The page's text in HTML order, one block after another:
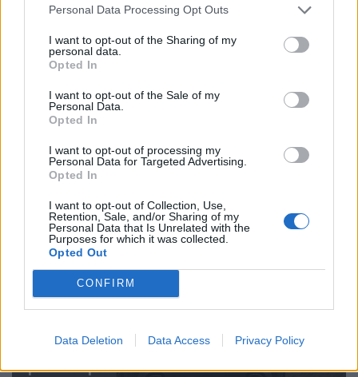
Personal Data Processing Opt Outs
I want to opt-out of the Sharing of my
personal data.
Opted In
I want to opt-out of the Sale of my
Personal Data.
Opted In
I want to opt-out of processing my
Personal Data for Targeted Advertising.
Opted In
I want to opt-out of Collection, Use,
Retention, Sale, and/or Sharing of my
Personal Data that Is Unrelated with the
Purposes for which it was collected.
Opted Out
CONFIRM
Data Deletion Data Access Privacy Policy
Related Posts
Ford e Geely avançam e sucessor do Kuga
pode surpreender